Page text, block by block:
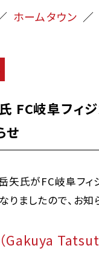
ホームタウン
FC岐阜フィ
せ
矢氏がFC岐阜フ
りましたので、お知
Gakuya